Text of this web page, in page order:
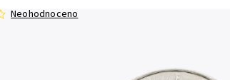
Neohodnoceno